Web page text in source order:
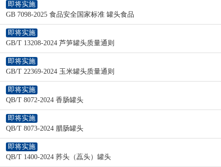
即将实施
GB 7098-2025 食品安全国家标准 罐头食品
即将实施
GB/T 13208-2024 芦笋罐头质量通则
即将实施
GB/T 22369-2024 玉米罐头质量通则
即将实施
QB/T 8072-2024 香肠罐头
即将实施
QB/T 8073-2024 腊肠罐头
即将实施
QB/T 1400-2024 荞头（藠头）罐头